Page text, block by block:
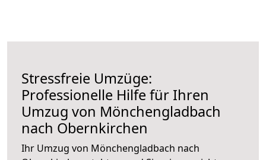
Stressfreie Umzüge:
Professionelle Hilfe für Ihren
Umzug von Mönchengladbach
nach Obernkirchen
Ihr Umzug von Mönchengladbach nach